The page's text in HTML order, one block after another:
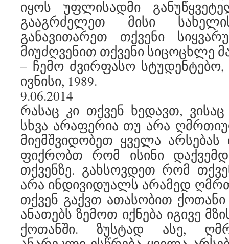
იყოს უფლისადმი
გააგრძელეთ მისი
განავითარეთ თქვენი
მიუძღვენით თქვენი სიცოცხლე
– ჩემო ძვირფასო სტუდენტებო,
ივნისი, 1989.
9.06.2014
რასაც კი თქვენ ხედავთ,
სხვა არაფერია თუ არა
მიემშვიდობეთ ყველა
ფიქრობთ რომ ისინი
თქვენზე. გახსოვდეთ რომ
არა ინდივიდუალს არამედ
თქვენ გაქვთ ათასობით
ანათებს ზემოთ იქნება იგივე
ქოთანში. ზუსტად ასე,